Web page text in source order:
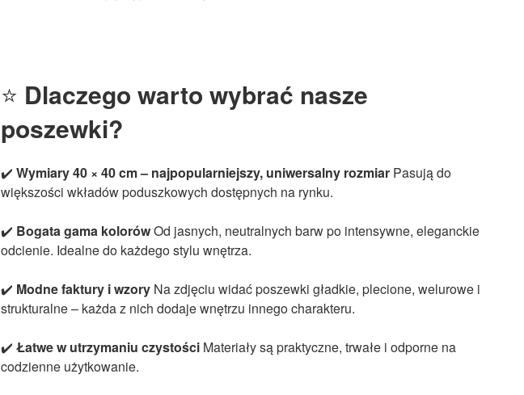
⭐ Dlaczego warto wybrać nasze
poszewki?
✔️ Wymiary 40 × 40 cm – najpopularniejszy, uniwersalny rozmiarPasują do
większości wkładów poduszkowych dostępnych na rynku.
✔️ Bogata gama kolorówOd jasnych, neutralnych barw po intensywne, eleganckie
odcienie. Idealne do każdego stylu wnętrza.
✔️ Modne faktury i wzoryNa zdjęciu widać poszewki gładkie, plecione, welurowe i
strukturalne – każda z nich dodaje wnętrzu innego charakteru.
✔️ Łatwe w utrzymaniu czystościMateriały są praktyczne, trwałe i odporne na
codzienne użytkowanie.